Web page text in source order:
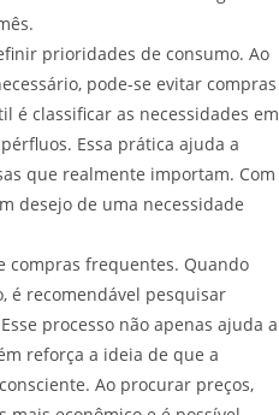
prioridades de consumo. Ao
pode-se evitar compras
é classificar as necessidades em
Essa prática ajuda a
que realmente importam. Com
desejo de uma necessidade
compras frequentes. Quando
é recomendável pesquisar
processo não apenas ajuda a
reforça a ideia de que a
Ao procurar preços,